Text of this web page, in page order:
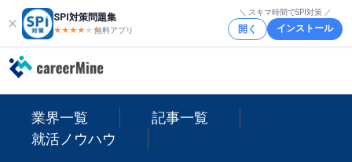
SPI対策問題集
★★★★ ★★
無料アプリ
＼ スキマ時間でSPI対策 ／
開く インストール
業界一覧
記事一覧
就活ノウハウ